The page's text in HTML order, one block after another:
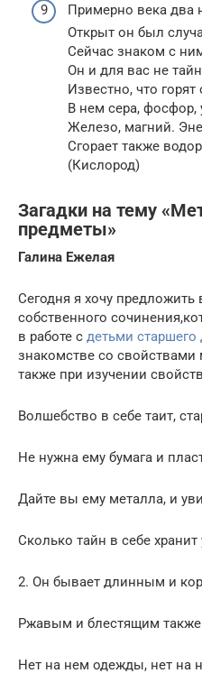
Примерно века два
Открыт он был
Сейчас знаком с
Он и для вас не
Известно, что горят
В нем сера, фосфор,
Железо, магний.
Сгорает также
(Кислород)
Загадки на тему
предметы»
Галина Ежелая
Сегодня я хочу
собственного
в работе с детьми
знакомстве со свойствами
также при изучении
Волшебство в себе таит,
Не нужна ему бумага и
Дайте вы ему металла, и
Сколько тайн в себе
2. Он бывает длинным и
Ржавым и блестящим
Нет на нем одежды, нет на